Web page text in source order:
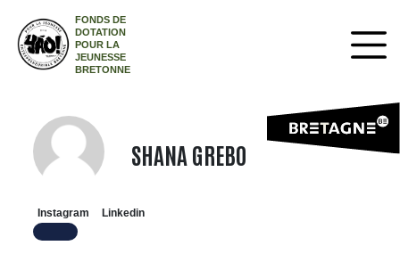
FONDS DE
DOTATION
POUR LA
JEUNESSE
BRETONNE
SHANA GREBO
Instagram Linkedin